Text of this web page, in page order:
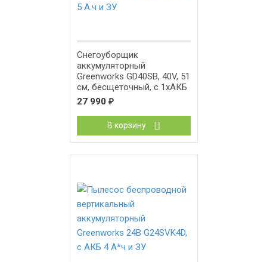
Снегоуборщик
аккумуляторный
Greenworks GD40SB, 40V, 51
см, бесщеточный, с 1хАКБ
5 А.ч и ЗУ
27 990 ₽
В корзину